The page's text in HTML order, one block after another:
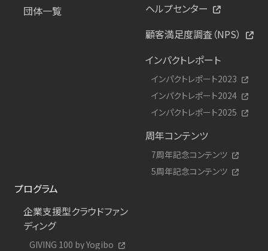
団体一覧
ヘルプセンター
顧客満足度調査（NPS）
インパクトレポート
インパクトレポート2023
インパクトレポート2024
インパクトレポート2025
周年コンテンツ
7周年記念コンテンツ
5周年記念コンテンツ
プログラム
企業支援型クラウドファン
ディング
GIVING 100 by Yogibo